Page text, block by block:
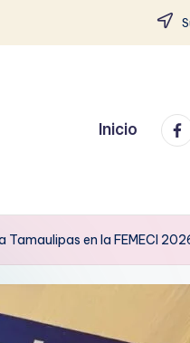
Inicio
Tamaulipas en la FEMECI